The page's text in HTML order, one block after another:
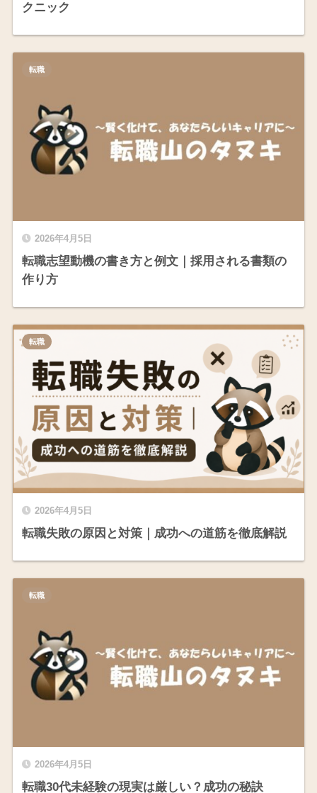
クニック
2026年4月5日
転職志望動機の書き方と例文｜採用される書類の
作り方
転職
2026年4月5日
転職失敗の原因と対策｜成功への道筋を徹底解説
転職
2026年4月5日
転職30代未経験の現実は厳しい？成功の秘訣
転職